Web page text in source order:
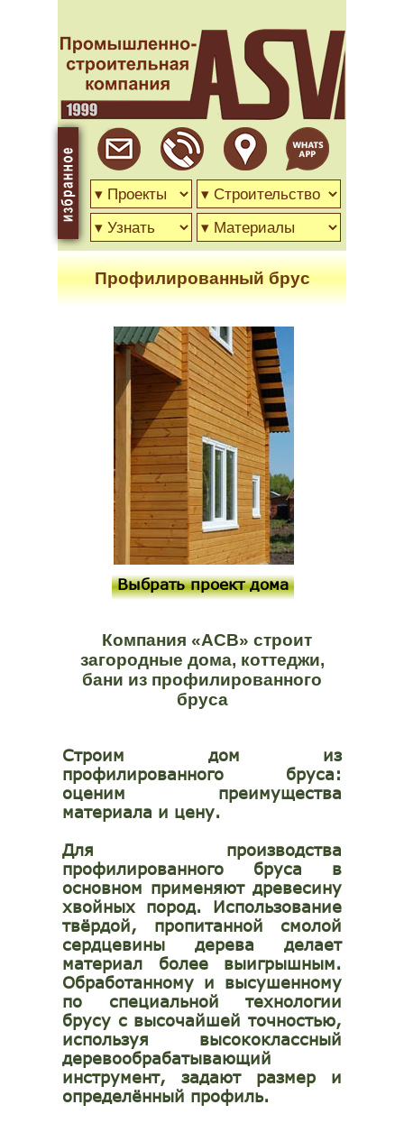
Профилированный брус
Компания «АСВ» строит
загородные дома, коттеджи,
бани из профилированного
бруса
Строим дом из
профилированного бруса:
оценим преимущества
материала и цену.
Для производства
профилированного бруса в
основном применяют древесину
хвойных пород. Использование
твёрдой, пропитанной смолой
сердцевины дерева делает
материал более выигрышным.
Обработанному и высушенному
по специальной технологии
брусу с высочайшей точностью,
используя высококлассный
деревообрабатывающий
инструмент, задают размер и
определённый профиль.
Выбрать проект дома